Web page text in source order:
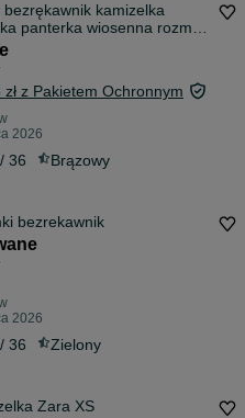
bezrękawnik kamizelka
panterka wiosenna rozmiar
zł z Pakietem Ochronnym
2026
36 Brązowy
bezrekawnik
2026
36 Zielony
Zara XS